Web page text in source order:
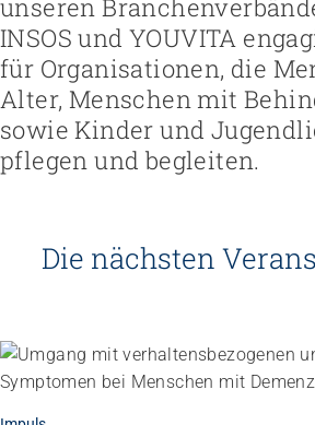
unseren
INSOS und YOUVITA
für Organisationen, die
Alter, Menschen mit
sowie Kinder und
pflegen und begleiten.
Die nächsten